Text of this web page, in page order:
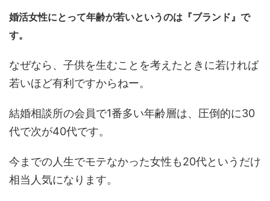
婚活女性にとって年齢が若いというのは『ブランド』で
す。
なぜなら、子供を生むことを考えたときに若ければ
若いほど有利ですからねー。
結婚相談所の会員で1番多い年齢層は、圧倒的に30
代で次が40代です。
今までの人生でモテなかった女性も20代というだけ
相当人気になります。